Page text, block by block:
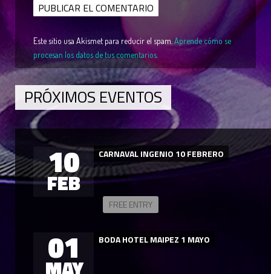
Este sitio usa Akismet para reducir el spam. Aprende cómo se
procesan los datos de tus comentarios.
PRÓXIMOS EVENTOS
10
FEB
CARNAVAL INGENIO 10 FEBRERO
FREE ENTRY
01 BODA HOTEL MAIPEZ 1 MAYO